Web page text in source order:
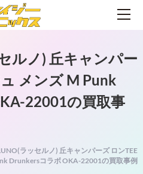
ルノ) 丘キャンパー
メンズ M Punk
22001の買取事
ラッセルノ) 丘キャンパーズ ロンTEE
Drunkersコラボ OKA-22001の買取事例